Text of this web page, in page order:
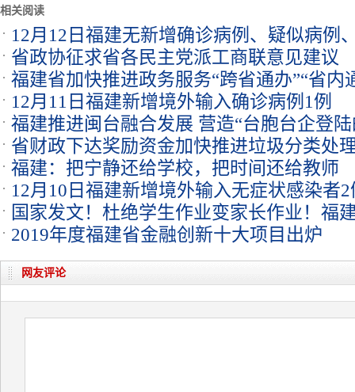
相关阅读
12月12日福建无新增确诊病例、疑似病例
省政协征求省各民主党派工商联意见建议
福建省加快推进政务服务“跨省通办”“省内
12月11日福建新增境外输入确诊病例1例
福建推进闽台融合发展 营造“台胞台企登
省财政下达奖励资金加快推进垃圾分类处
福建：把宁静还给学校，把时间还给教师
12月10日福建新增境外输入无症状感染者2
国家发文！杜绝学生作业变家长作业！福
2019年度福建省金融创新十大项目出炉
网友评论